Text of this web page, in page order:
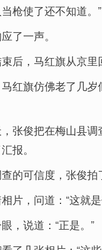
枪使了还不知道。”
了一声。
后，马红旗从京里
红旗仿佛老了几
，张俊把在梅山县
报。
的可信度，张俊拍
片，问道：“这就
，说道：“正是。”